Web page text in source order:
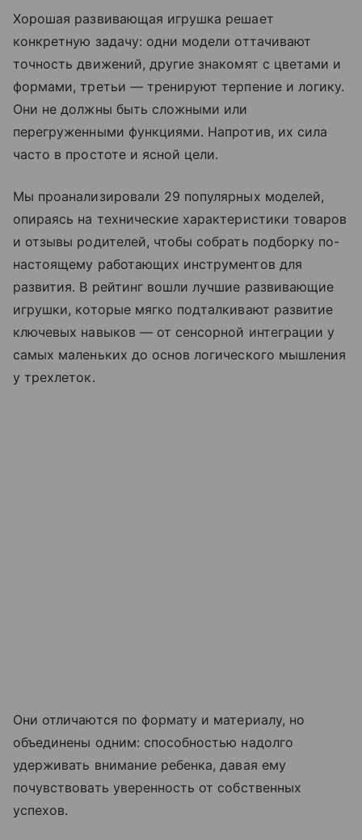
Хорошая развивающая игрушка решает
конкретную задачу: одни модели оттачивают
точность движений, другие знакомят с цветами и
формами, третьи — тренируют терпение и логику.
Они не должны быть сложными или
перегруженными функциями. Напротив, их сила
часто в простоте и ясной цели.
Мы проанализировали 29 популярных моделей,
опираясь на технические характеристики товаров
и отзывы родителей, чтобы собрать подборку по-
настоящему работающих инструментов для
развития. В рейтинг вошли лучшие развивающие
игрушки, которые мягко подталкивают развитие
ключевых навыков — от сенсорной интеграции у
самых маленьких до основ логического мышления
у трехлеток.
Они отличаются по формату и материалу, но
объединены одним: способностью надолго
удерживать внимание ребенка, давая ему
почувствовать уверенность от собственных
успехов.